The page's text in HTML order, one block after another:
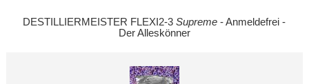
DESTILLIERMEISTER FLEXI2-3Supreme - Anmeldefrei -
Der Alleskönner